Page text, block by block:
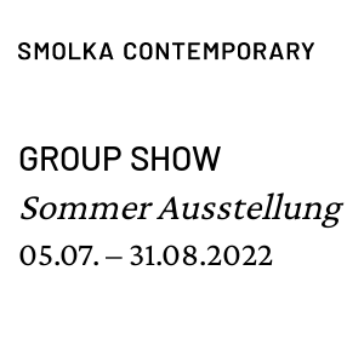
GROUP SHOW
Sommer Ausstellung
05.07. – 31.08.2022